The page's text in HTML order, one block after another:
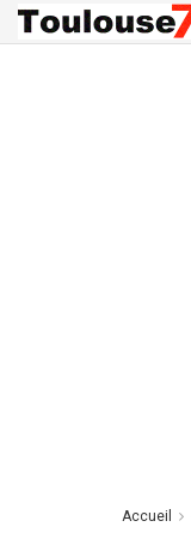
Accueil